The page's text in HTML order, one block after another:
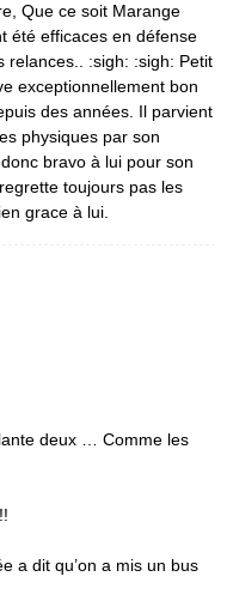
Que ce soit Marange
été efficaces en défense
relances.. :sigh: :sigh: Petit
exceptionnellement bon
des années. Il parvient
physiques par son
bravo à lui pour son
toujours pas les
grace à lui.
deux … Comme les
a dit qu’on a mis un bus